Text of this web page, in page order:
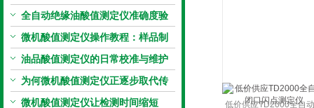
把控，降低设备故障
全自动绝缘油酸值测定仪准确度验
证：标准物质标定步骤
微机酸值测定仪操作教程：样品制
备、参数设置与结果解读
油品酸值测定仪的日常校准与维护
流程
为何微机酸值测定仪正逐步取代传
统手动滴定法？
微机酸值测定仪让检测时间缩短
低价供应TD2000全自